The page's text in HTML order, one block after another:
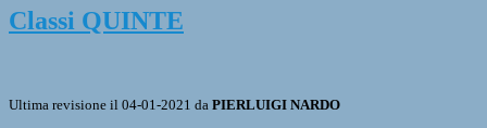
Classi QUINTE
Ultima revisione il 04-01-2021 da PIERLUIGI NARDO